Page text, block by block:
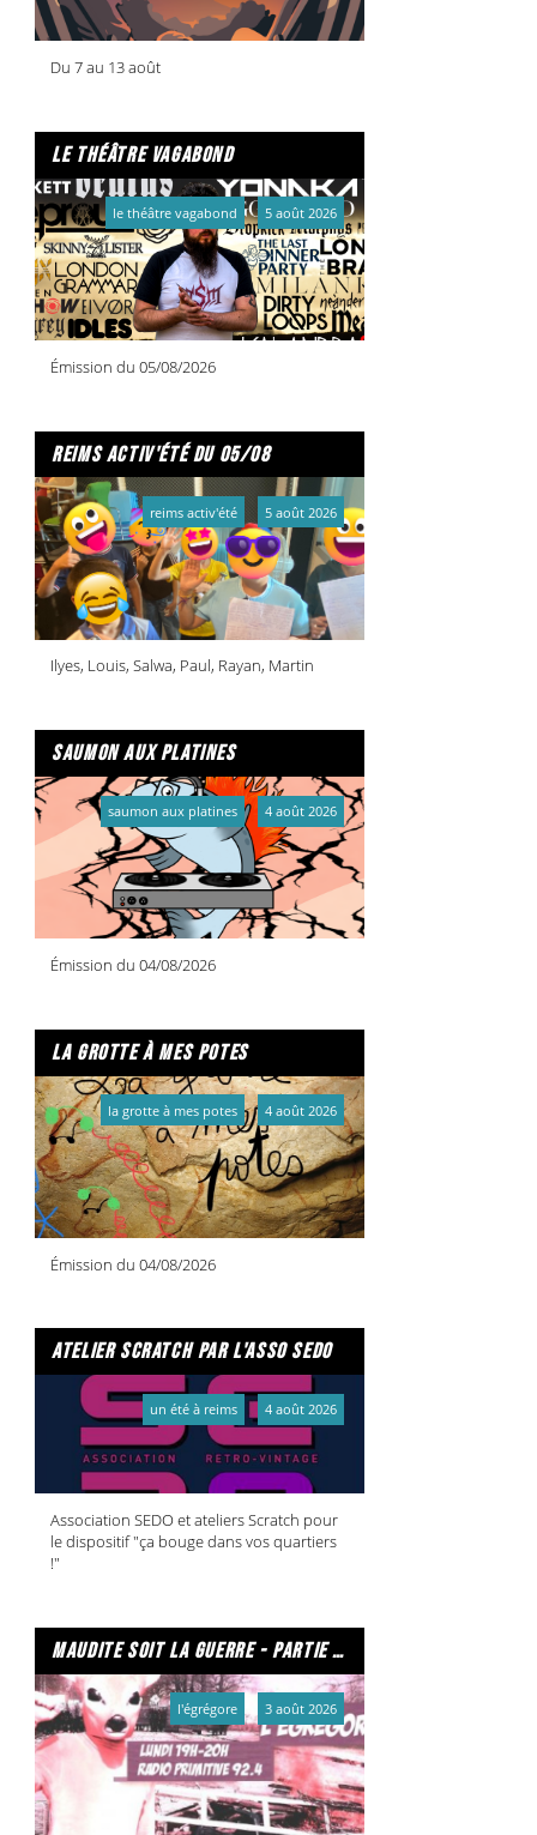
Du 7 au 13 août
le théâtre vagabond
Émission du 05/08/2026
le théâtre vagabond 5 août 2026
reims activ'été du 05/08
Ilyes, Louis, Salwa, Paul, Rayan, Martin
reims activ'été 5 août 2026
saumon aux platines
Émission du 04/08/2026
saumon aux platines 4 août 2026
la grotte à mes potes
Émission du 04/08/2026
la grotte à mes potes 4 août 2026
atelier scratch par l'asso sedo
Association SEDO et ateliers Scratch pour
le dispositif "ça bouge dans vos quartiers
!"
un été à reims 4 août 2026
maudite soit la guerre - partie 2/2
l'égrégore 3 août 2026